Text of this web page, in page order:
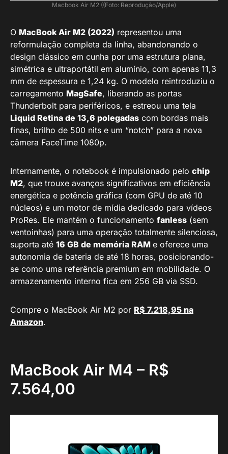
Macbook Air M2 ((Foto: Reprodução/Apple)
O MacBook Air M2 (2022) representou uma
reformulação completa da linha, abandonando o
design clássico em cunha por uma estrutura plana,
simétrica e ultraportátil em alumínio, com apenas 11,3
mm de espessura e 1,24 kg. O modelo reintroduziu o
carregamento MagSafe, liberando as portas
Thunderbolt para periféricos, e estreou uma tela
Liquid Retina de 13,6 polegadas com bordas mais
finas, brilho de 500 nits e um “notch” para a nova
câmera FaceTime 1080p.
Internamente, o notebook é impulsionado pelo chip
M2, que trouxe avanços significativos em eficiência
energética e potência gráfica (com GPU de até 10
núcleos) e um motor de mídia dedicado para vídeos
ProRes. Ele mantém o funcionamento fanless (sem
ventoinhas) para uma operação totalmente silenciosa,
suporta até 16 GB de memória RAM e oferece uma
autonomia de bateria de até 18 horas, posicionando-
se como uma referência premium em mobilidade. O
armazenamento interno fica em 256 GB via SSD.
Compre o MacBook Air M2 por R$ 7.218,95 na
Amazon.
MacBook Air M4 – R$
7.564,00